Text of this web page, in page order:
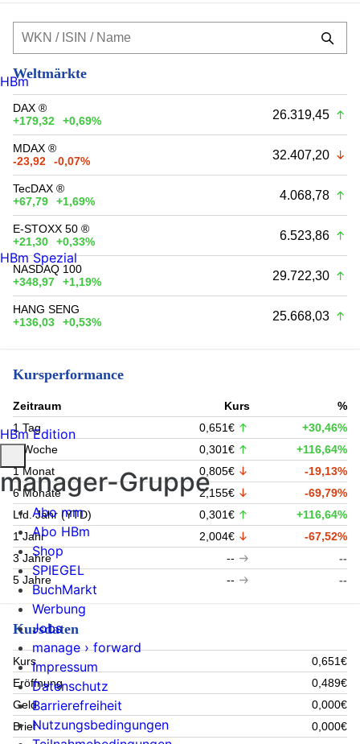
Weltmärkte
DAX ®
+179,32
+0,69% 26.319,45
MDAX ®
-23,92
-0,07% 32.407,20
TecDAX ®
+67,79
+1,69% 4.068,78
E-STOXX 50 ®
+21,30
+0,33% 6.523,86
NASDAQ 100
+348,97
+1,19% 29.722,30
HANG SENG
+136,03
+0,53% 25.668,03
Kursperformance
Zeitraum Kurs
%
1 Tag
0,651€
+30,46%
1 Woche
0,301€
+116,64%
1 Monat
0,805€
-19,13%
6 Monate
2,155€
-69,79%
Lfd. Jahr (YTD)
0,301€
+116,64%
1 Jahr
2,004€
-67,52%
3 Jahre
--
--
5 Jahre
-- --
Kursdaten
Kurs
0,651€
Eröffnung
0,489€
Geld
0,000€
Brief
0,000€
HBm
HBm Spezial
HBm Edition
manager-Gruppe
Abo mm
Abo HBm
Shop
SPIEGEL
BuchMarkt
Werbung
Jobs
manage › forward
Impressum
Datenschutz
Barrierefreiheit
Nutzungsbedingungen